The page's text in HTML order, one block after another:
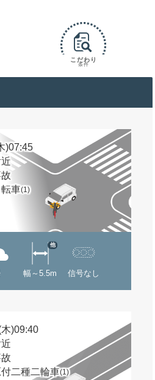
こだわり
条件
)07:45
転車(1)
幅～5.5m
他
信号なし
)09:40
付二種二輪車(1)